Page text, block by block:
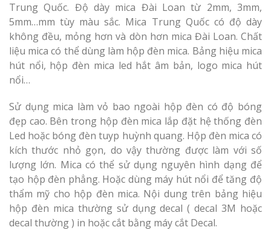
Trung Quốc. Độ dày mica Đài Loan từ 2mm, 3mm,
5mm…mm tùy màu sắc. Mica Trung Quốc có độ dày
không đều, mỏng hơn và dòn hơn mica Đài Loan. Chất
liệu mica có thể dùng làm hộp đèn mica. Bảng hiệu mica
hút nổi, hộp đèn mica led hắt âm bản, logo mica hút
nổi…
Sử dụng mica làm vỏ bao ngoài hộp đèn có độ bóng
đẹp cao. Bên trong hộp đèn mica lắp đặt hệ thống đèn
Led hoặc bóng đèn tuyp huỳnh quang. Hộp đèn mica có
kích thước nhỏ gọn, do vậy thường được làm với số
lượng lớn. Mica có thể sử dụng nguyên hình dạng để
tạo hộp đèn phẳng. Hoặc dùng máy hút nổi để tăng độ
thẩm mỹ cho hộp đèn mica. Nội dung trên bảng hiệu
hộp đèn mica thường sử dụng decal ( decal 3M hoặc
decal thường ) in hoặc cắt bằng máy cắt Decal.